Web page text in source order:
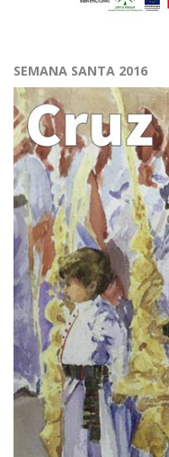
SEMANA SANTA 2016